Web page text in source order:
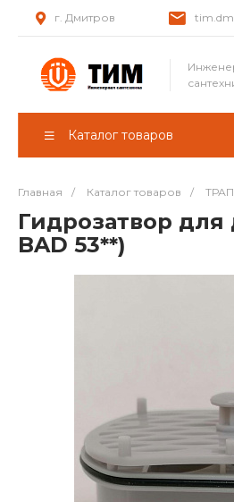
г. Дмитров
Каталог товаров
Главная / Каталог товаров /
Гидрозатвор
BAD 53**)